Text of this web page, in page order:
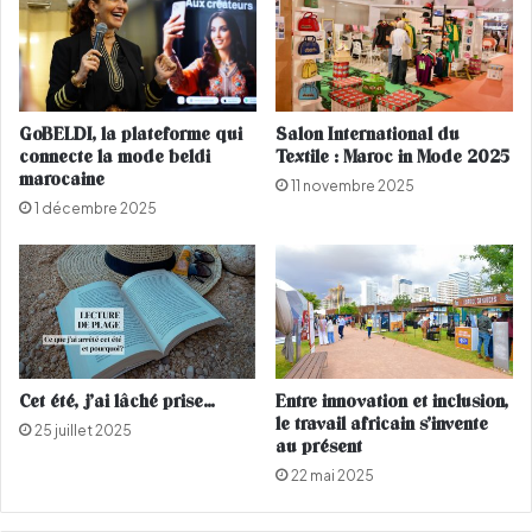
a
c
c
s
é
d
'
a
g
r
e
s
s
i
o
s
u
r
e
n
h
a
s
o
n
GoBELDI, la plateforme qui
connecte la mode beldi
marocaine
1 décembre 2025
Salon International du
Textile : Maroc in Mode 2025
11 novembre 2025
Cet été, j’ai lâché prise…
25 juillet 2025
Entre innovation et inclusion,
le travail africain s’invente
au présent
22 mai 2025